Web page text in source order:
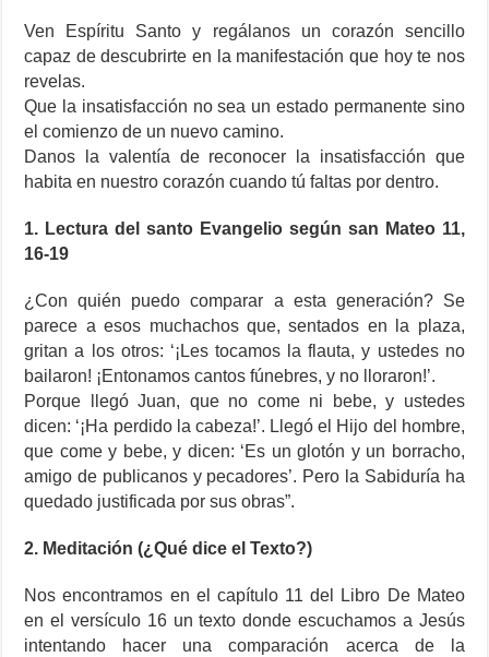
Ven Espíritu Santo y regálanos un corazón sencillo
capaz de descubrirte en la manifestación que hoy te nos
revelas.
Que la insatisfacción no sea un estado permanente sino
el comienzo de un nuevo camino.
Danos la valentía de reconocer la insatisfacción que
habita en nuestro corazón cuando tú faltas por dentro.
1. Lectura del santo Evangelio según san Mateo 11,
16-19
¿Con quién puedo comparar a esta generación? Se
parece a esos muchachos que, sentados en la plaza,
gritan a los otros: ‘¡Les tocamos la flauta, y ustedes no
bailaron! ¡Entonamos cantos fúnebres, y no lloraron!’.
Porque llegó Juan, que no come ni bebe, y ustedes
dicen: ‘¡Ha perdido la cabeza!’. Llegó el Hijo del hombre,
que come y bebe, y dicen: ‘Es un glotón y un borracho,
amigo de publicanos y pecadores’. Pero la Sabiduría ha
quedado justificada por sus obras”.
2. Meditación (¿Qué dice el Texto?)
Nos encontramos en el capítulo 11 del Libro De Mateo
en el versículo 16 un texto donde escuchamos a Jesús
intentando hacer una comparación acerca de la